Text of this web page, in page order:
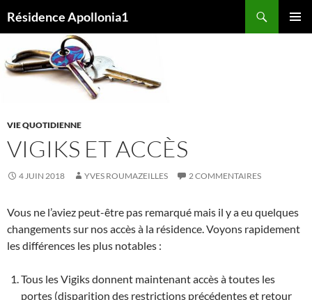
auRésidence Apollonia1
VIE QUOTIDIENNE
VIGIKS ET ACCÈS
4 JUIN 2018 YVES ROUMAZEILLES 2 COMMENTAIRES
Vous ne l’aviez peut-être pas remarqué mais il y a eu quelques
changements sur nos accès à la résidence. Voyons rapidement
les différences les plus notables :
Tous les Vigiks donnent maintenant accès à toutes les
portes (disparition des restrictions précédentes et retour